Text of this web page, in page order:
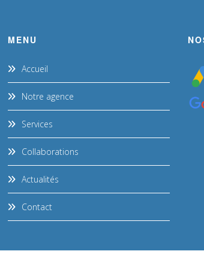
MENU
Accueil
Notre agence
Services
Collaborations
Actualités
Contact